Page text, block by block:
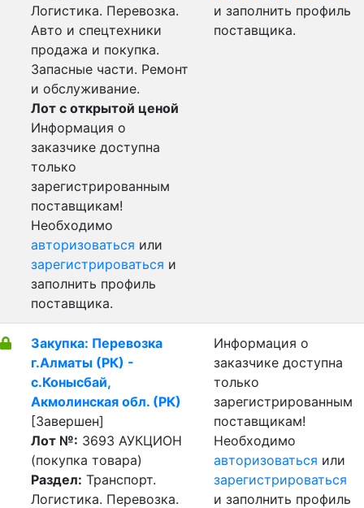
Логистика. Перевозка.
Авто и спецтехники
продажа и покупка.
Запасные части. Ремонт
и обслуживание.
Лот с открытой ценой
Информация о
заказчике доступна
только
зарегистрированным
поставщикам!
Необходимо
авторизоваться или
зарегистрироваться и
заполнить профиль
поставщика.
и заполнить профиль
поставщика.
Закупка: Перевозка
г.Алматы (РК) -
с.Конысбай,
Акмолинская обл. (РК)
[Завершен]
Лот №: 3693 АУКЦИОН
(покупка товара)
Раздел: Транспорт.
Логистика. Перевозка.
Информация о
заказчике доступна
только
зарегистрированным
поставщикам!
Необходимо
авторизоваться или
зарегистрироваться
и заполнить профиль